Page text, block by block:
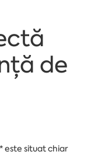
de
este situat chiar